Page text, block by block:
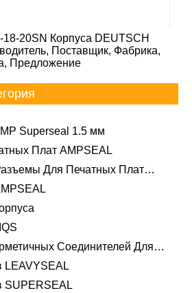
18-20SN Корпуса DEUTSCH
Поставщик, Фабрика,
Предложение
Superseal 1.5 мм
Плат AMPSEAL
Для Печатных Плат
Соединителей Для
LEAVYSEAL
SUPERSEAL